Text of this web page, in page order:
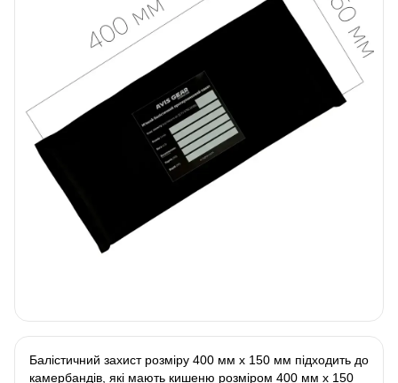
Балістичний захист розміру 400 мм х 150 мм підходить до
камербандів, які мають кишеню розміром 400 мм х 150